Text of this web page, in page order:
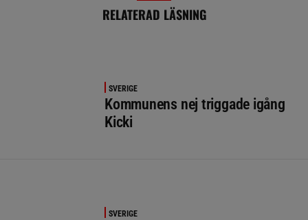
RELATERAD LÄSNING
SVERIGE
Kommunens nej triggade igång
Kicki
SVERIGE